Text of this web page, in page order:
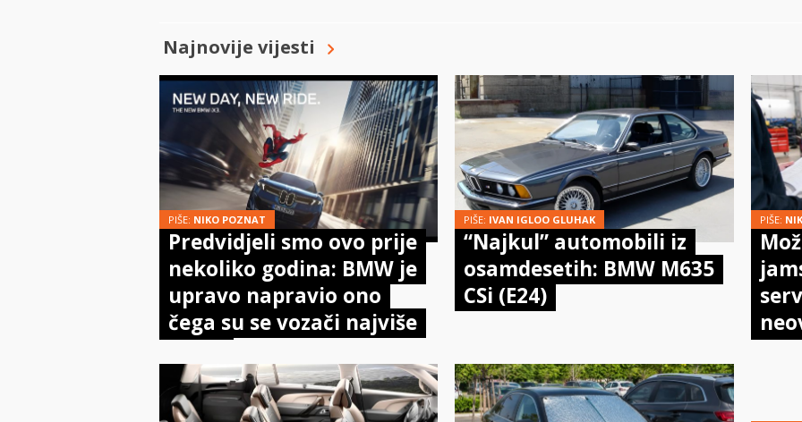
Najnovije vijesti
PIŠE: NIKO POZNAT
Predvidjeli smo ovo prije
nekoliko godina: BMW je
upravo napravio ono
čega su se vozači najviše
PIŠE: IVAN IGLOO GLUHAK
“Najkul” automobili iz
osamdesetih: BMW M635
CSi (E24)
PIŠE: